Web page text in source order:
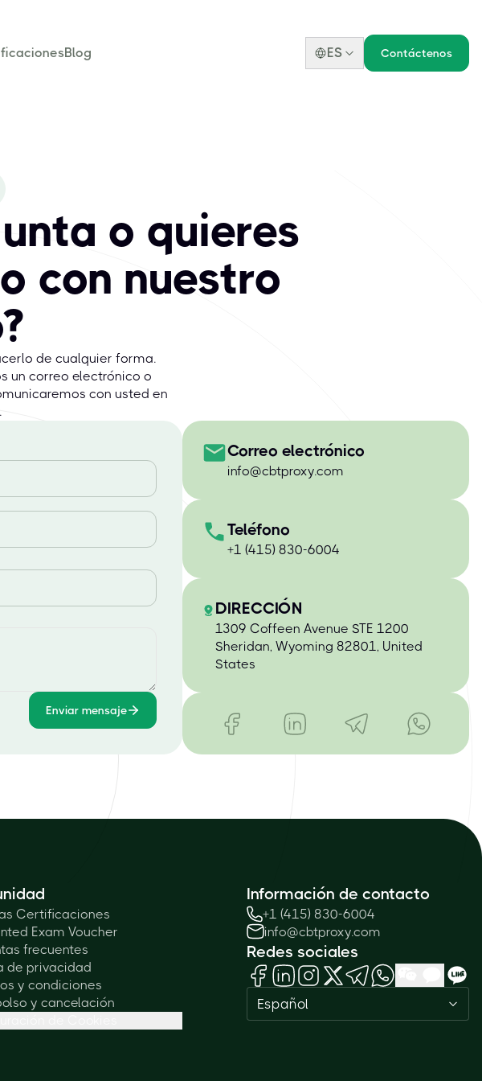
Blog ES Contáctenos
o quieres
con nuestro
de cualquier forma.
un correo electrónico o
con usted en
Enviar mensaje
Correo electrónico
info@cbtproxy.com
Teléfono
+1 (415) 830-6004
DIRECCIÓN
1309 Coffeen Avenue STE 1200
Sheridan, Wyoming 82801, United
States
Certificaciones
Exam Voucher
frecuentes
de privacidad
y condiciones
y cancelación
Información de contacto
+1 (415) 830-6004
info@cbtproxy.com
Redes sociales
Español